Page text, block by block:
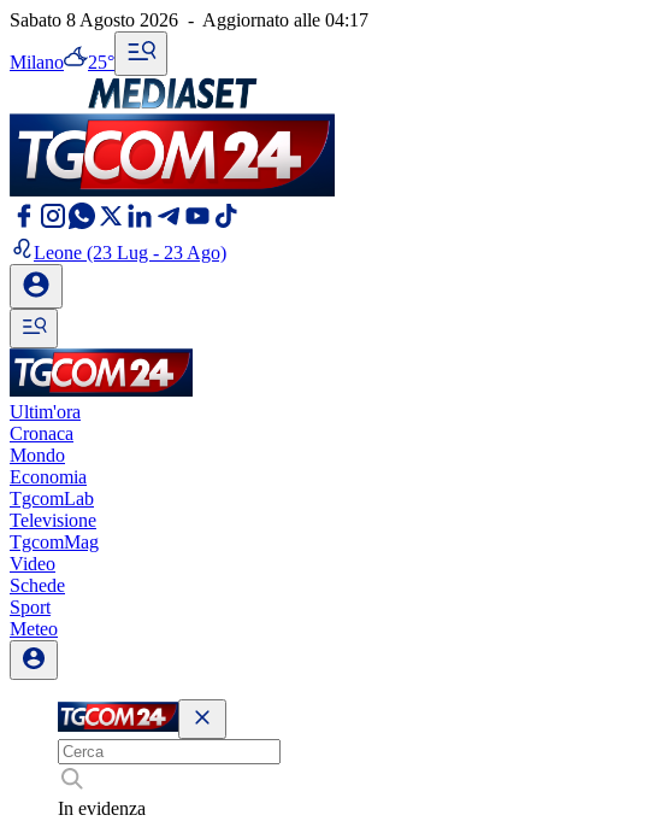
Sabato 8 Agosto 2026 - Aggiornato alle 04:17
Milano 25°
Leone (23 Lug - 23 Ago)
Ultim'ora
Cronaca
Mondo
Economia
TgcomLab
Televisione
TgcomMag
Video
Schede
Sport
Meteo
In evidenza